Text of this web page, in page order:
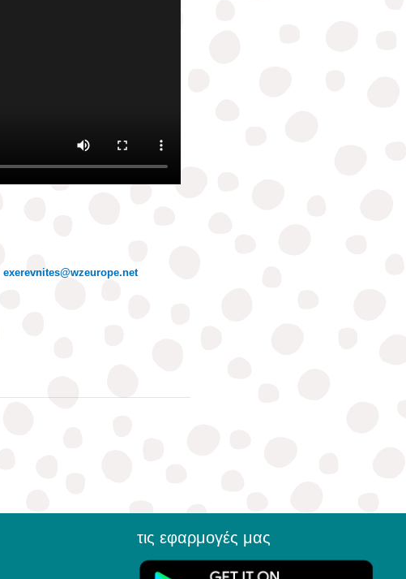
exerevnites@wzeurope.net
τις εφαρμογές μας